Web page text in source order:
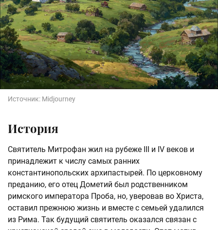
Источник: Midjourney
История
Святитель Митрофан жил на рубеже III и IV веков и
принадлежит к числу самых ранних
константинопольских архипастырей. По церковному
преданию, его отец Дометий был родственником
римского императора Проба, но, уверовав во Христа,
оставил прежнюю жизнь и вместе с семьей удалился
из Рима. Так будущий святитель оказался связан с